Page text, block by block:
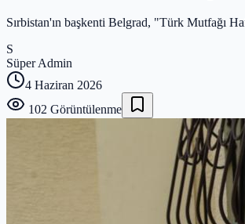
Sırbistan'ın başkenti Belgrad, "Türk Mutfağı
S
Süper Admin
4 Haziran 2026
102 Görüntülenme